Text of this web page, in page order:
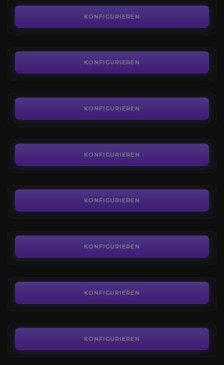
KONFIGURIEREN
KONFIGURIEREN
Onyxias Hort Attunement
KONFIGURIEREN
KONFIGURIEREN
KONFIGURIEREN
Onyxias Hort
KONFIGURIEREN
Azuregos
KONFIGURIEREN
KONFIGURIEREN